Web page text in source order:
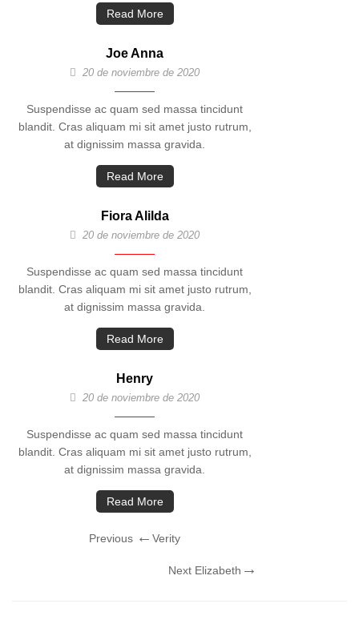
Read More
Joe Anna
20 de noviembre de 2020
Suspendisse ac quam sed massa tincidunt
blandit. Cras aliquam mi sit amet justo rutrum,
at dignissim massa gravida.
Read More
Fiora Alilda
20 de noviembre de 2020
Suspendisse ac quam sed massa tincidunt
blandit. Cras aliquam mi sit amet justo rutrum,
at dignissim massa gravida.
Read More
Henry
20 de noviembre de 2020
Suspendisse ac quam sed massa tincidunt
blandit. Cras aliquam mi sit amet justo rutrum,
at dignissim massa gravida.
Read More
Navegación
Previous
Verity
Next Elizabeth